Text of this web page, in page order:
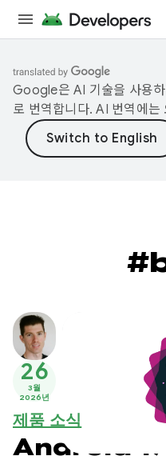
Google은 AI 기술을 사용
로 번역합니다. AI 번역에는
26
3월
2026년
제품 소식
Android 17